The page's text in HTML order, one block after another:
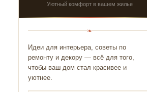
Уютный комфорт в вашем жилье
❧
Идеи для интерьера, советы по
ремонту и декору — всё для того,
чтобы ваш дом стал красивее и
уютнее.